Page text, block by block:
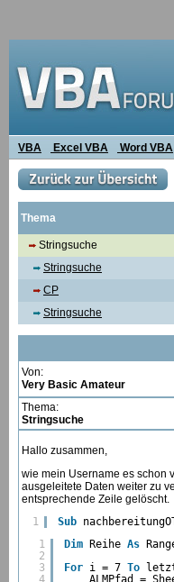
VBA Excel VBA Word VBA
Thema
Stringsuche
Stringsuche
CP
Stringsuche
Von:
Very Basic Amateur
Thema:
Stringsuche
Hallo zusammen,
wie mein Username es schon
ausgeleitete Daten weiter zu
entsprechende Zeile gelöscht.
1
Sub
1
2
3
4
Dim Reihe As
For i = 7 To
ALMPfad =